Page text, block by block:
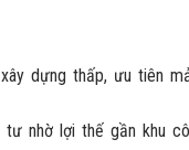
dựng thấp, ưu tiên
nhờ lợi thế gần khu